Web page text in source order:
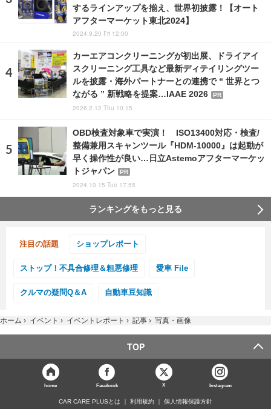
するラインアップを揃え、世界初披露！【オート
アフターマーケット東北2024】
2024.9.20 Fri 12:00
カーエアコンクリーニングが初出展、ドライアイ
スクリーニング工具など最新ディテイリングツー
ルを披露・海外パートナーとの連携で “ 世界とつ
ながる ” 新戦略を提案…IAAE 2026
PR
2026.2.12 Thu 10:15
OBD検査対象車で実演！ ISO13400対応・検査/
整備兼用スキャンツール『HDM-10000』は起動が
早く操作性が良い…日立Astemoアフターマーケッ
トジャパン
PR
2024.10.15 Tue 17:55
ランキングをもっと見る
注目の話題 ショップレポート
ストップ！不具合修理＆粗悪修理 愛車 File
クルマの疑問Q＆A 自動車豆知識
ホーム › イベント › イベントレポート › 記事 › 写真・画像
TOP
home Facebook X Instagram
CAR CARE PLUSとは 利用規約 個人情報保護方針